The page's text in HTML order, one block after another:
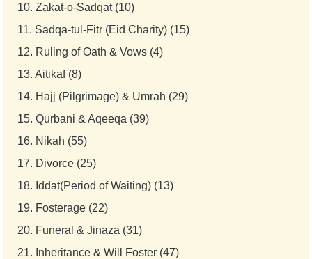
10. Zakat-o-Sadqat (10)
11. Sadqa-tul-Fitr (Eid Charity) (15)
12. Ruling of Oath & Vows (4)
13. Aitikaf (8)
14. Hajj (Pilgrimage) & Umrah (29)
15. Qurbani & Aqeeqa (39)
16. Nikah (55)
17. Divorce (25)
18. Iddat(Period of Waiting) (13)
19. Fosterage (22)
20. Funeral & Jinaza (31)
21. Inheritance & Will Foster (47)